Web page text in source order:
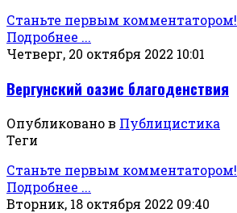
Станьте первым комментатором!
Подробнее ...
Четверг, 20 октября 2022 10:01
Вергунский оазис благоденствия
Опубликовано в Публицистика
Теги
Станьте первым комментатором!
Подробнее ...
Вторник, 18 октября 2022 09:40